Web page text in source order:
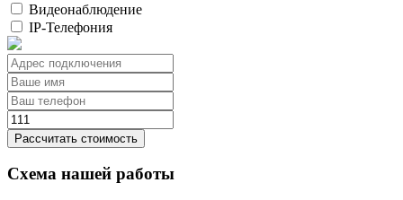
Видеонаблюдение
IP-Телефония
Рассчитать стоимость
Схема нашей работы